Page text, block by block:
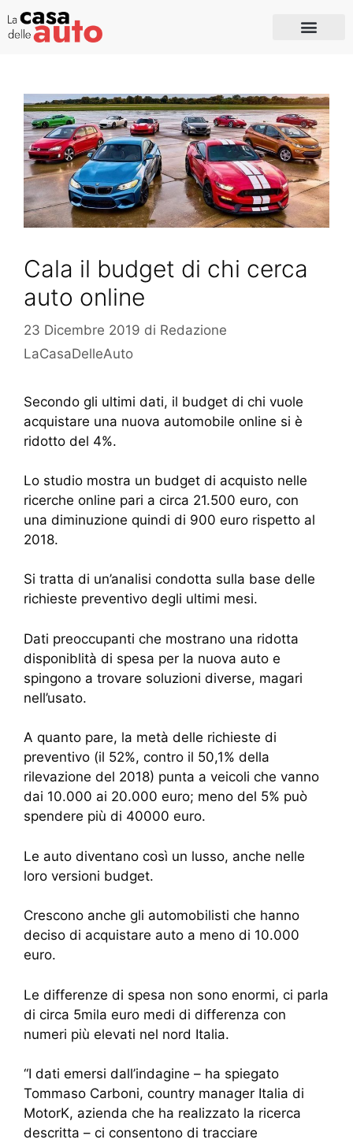
Cala il budget di chi cerca
auto online
23 Dicembre 2019 di Redazione
LaCasaDelleAuto
Secondo gli ultimi dati, il budget di chi vuole
acquistare una nuova automobile online si è
ridotto del 4%.
Lo studio mostra un budget di acquisto nelle
ricerche online pari a circa 21.500 euro, con
una diminuzione quindi di 900 euro rispetto al
2018.
Si tratta di un’analisi condotta sulla base delle
richieste preventivo degli ultimi mesi.
Dati preoccupanti che mostrano una ridotta
disponiblità di spesa per la nuova auto e
spingono a trovare soluzioni diverse, magari
nell’usato.
A quanto pare, la metà delle richieste di
preventivo (il 52%, contro il 50,1% della
rilevazione del 2018) punta a veicoli che vanno
dai 10.000 ai 20.000 euro; meno del 5% può
spendere più di 40000 euro.
Le auto diventano così un lusso, anche nelle
loro versioni budget.
Crescono anche gli automobilisti che hanno
deciso di acquistare auto a meno di 10.000
euro.
Le differenze di spesa non sono enormi, ci parla
di circa 5mila euro medi di differenza con
numeri più elevati nel nord Italia.
“I dati emersi dall’indagine – ha spiegato
Tommaso Carboni, country manager Italia di
MotorK, azienda che ha realizzato la ricerca
descritta – ci consentono di tracciare